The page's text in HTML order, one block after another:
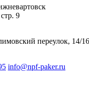
9
переулок, 14/16
info@npf-paker.ru